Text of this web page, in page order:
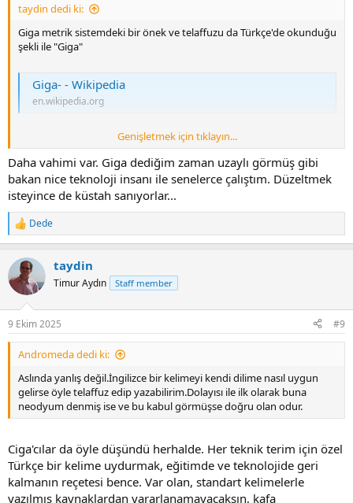
taydin dedi ki:
Giga metrik sistemdeki bir önek ve telaffuzu da Türkçe'de okunduğu
şekli ile "Giga"
Giga- - Wikipedia
en.wikipedia.org
Ama muhtemelen yıllar önce teknoloji özürlü bir aktör, cep telefonu
Ciga'ya sarıldı. Artık kimseyi Giga demeye ikna edemeyiz. Ama
teknik insanların bunun yanlış olduğunu bilip doğrusunu
kullanması gerekir.
Genişletmek için tıklayın...
Daha vahimi var. Giga dediğim zaman uzaylı görmüş gibi
bakan nice teknoloji insanı ile senelerce çalıştım. Düzeltmek
isteyince de küstah sanıyorlar...
R
e
c
t
i
s
:
Dede
taydin
Timur Aydın Staff member
9 Ekim 2025 #9
Andromeda dedi ki:
Aslında yanlış değil.İngilizce bir kelimeyi kendi dilime nasıl uygun
gelirse öyle telaffuz edip yazabilirim.Dolayısı ile ilk olarak buna
neodyum denmiş ise ve bu kabul görmüşse doğru olan odur.
Ciga'cılar da öyle düşündü herhalde. Her teknik terim için özel
Türkçe bir kelime uydurmak, eğitimde ve teknolojide geri
kalmanın reçetesi bence. Var olan, standart kelimelerle
yazılmış kaynaklardan yararlanamayacaksın, kafa